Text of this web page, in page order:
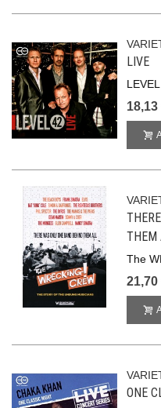
LIVE
18,13
THEM
The
21,70
ONE